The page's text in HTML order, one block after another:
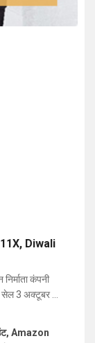
11X, Diwali
कंपनी
सेल 3 अक्टूबर से
छूट की
इंडिया के हेड
Amazon